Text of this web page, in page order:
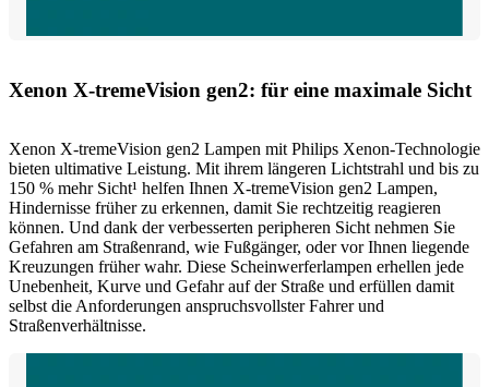
Xenon X-tremeVision gen2: für eine maximale Sicht
Xenon X-tremeVision gen2 Lampen mit Philips Xenon-Technologie
bieten ultimative Leistung. Mit ihrem längeren Lichtstrahl und bis zu
150 % mehr Sicht¹ helfen Ihnen X-tremeVision gen2 Lampen,
Hindernisse früher zu erkennen, damit Sie rechtzeitig reagieren
können. Und dank der verbesserten peripheren Sicht nehmen Sie
Gefahren am Straßenrand, wie Fußgänger, oder vor Ihnen liegende
Kreuzungen früher wahr. Diese Scheinwerferlampen erhellen jede
Unebenheit, Kurve und Gefahr auf der Straße und erfüllen damit
selbst die Anforderungen anspruchsvollster Fahrer und
Straßenverhältnisse.